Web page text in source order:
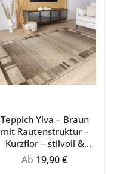
Teppich Ylva – Braun
mit Rautenstruktur –
Kurzflor – stilvoll &
strapazierfähig für
Wohnzimmer
Regulärer Preis:
Ab 19,90 €